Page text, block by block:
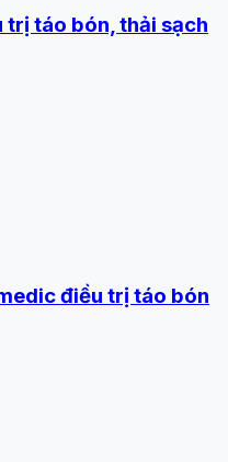
trị táo bón, thải sạch
điều trị táo bón